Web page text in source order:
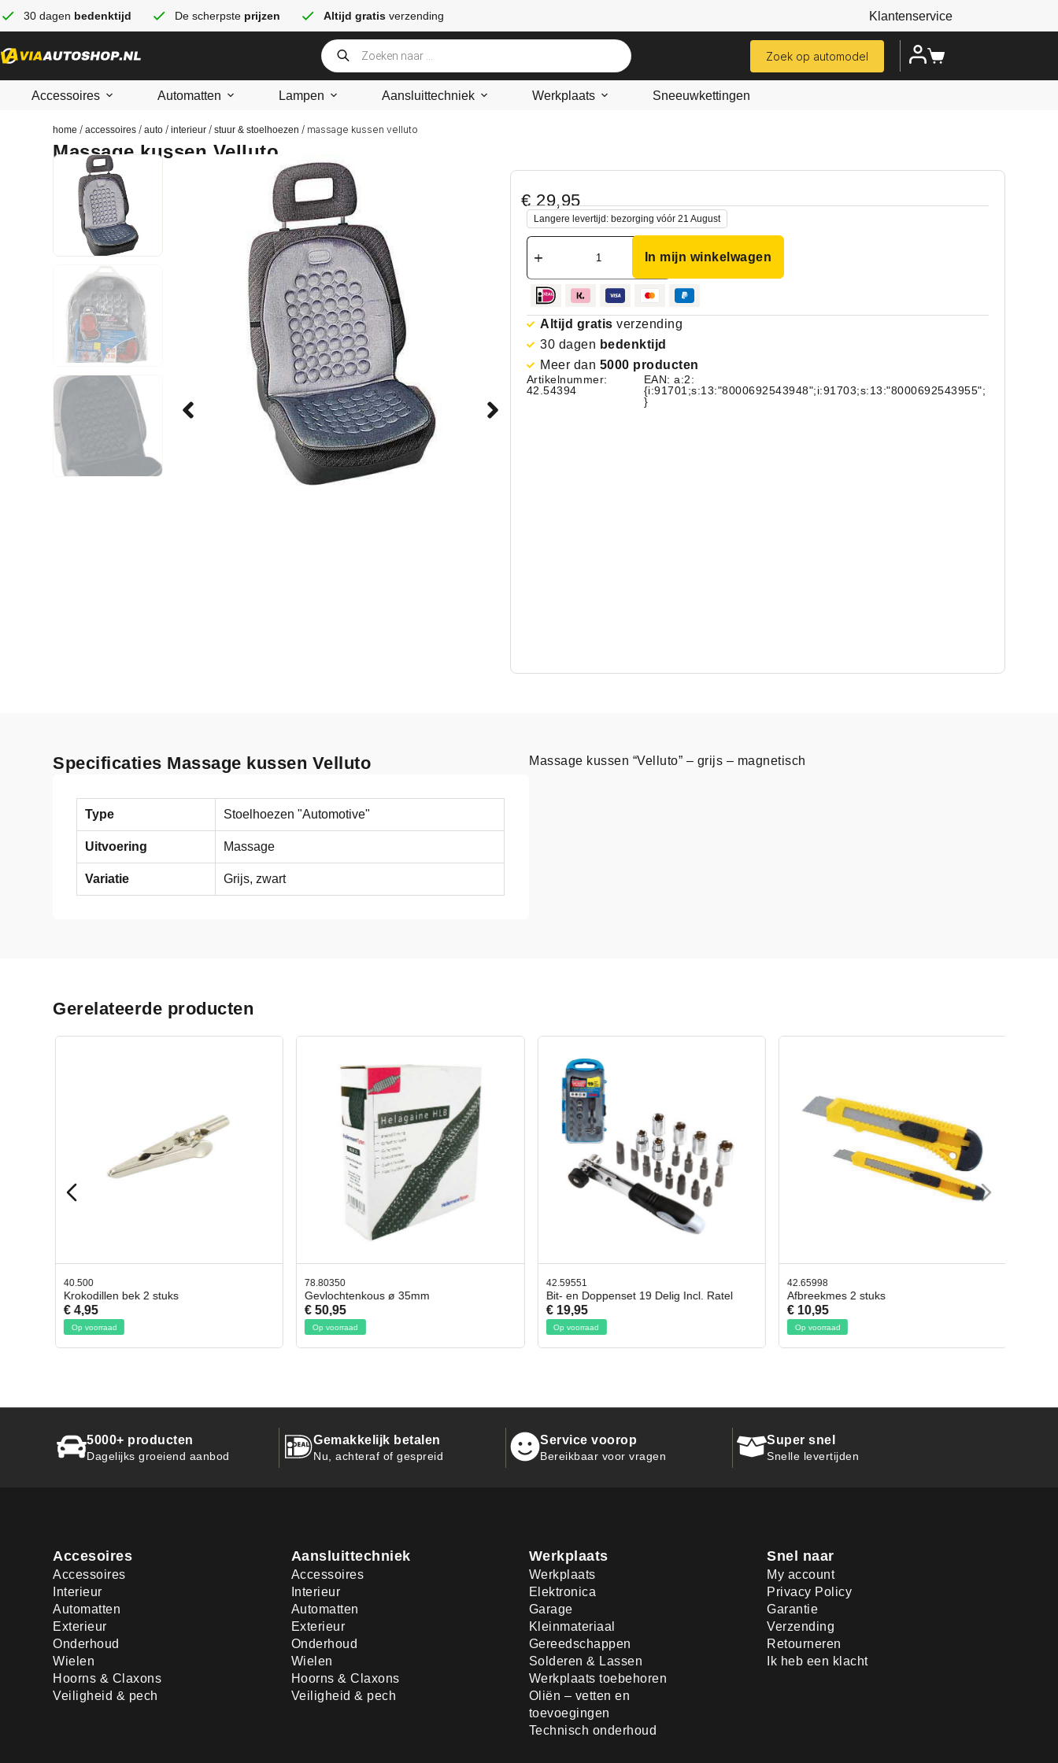
30 dagen bedenktijd De scherpste prijzen Altijd gratis verzending Klantenservice
Zoek op automodel
Accessoires Automatten Lampen Aansluittechniek Werkplaats Sneeuwkettingen
home /accessoires /auto /interieur /stuur & stoelhoezen / massage kussen velluto
Massage kussen Velluto
€29,95
Langere levertijd: bezorging vóór 21 August
In mijn winkelwagen
Altijd gratis verzending
30 dagen bedenktijd
Meer dan 5000 producten
Artikelnummer:
42.54394
EAN: a:2:
{i:91701;s:13:"8000692543948";i:91703;s:13:"8000692543955";
}
Specificaties Massage kussen Velluto
Type Stoelhoezen "Automotive"
Uitvoering Massage
Variatie Grijs, zwart
Massage kussen “Velluto” – grijs – magnetisch
Gerelateerde producten
40.500
Krokodillen bek 2 stuks
€ 4,95
Op voorraad
78.80350
Gevlochtenkous ø 35mm
€ 50,95
Op voorraad
42.59551
Bit- en Doppenset 19 Delig Incl. Ratel
€ 19,95
Op voorraad
42.65998
Afbreekmes 2 stuks
€ 10,95
Op voorraad
5000+ producten
Dagelijks groeiend aanbod
Gemakkelijk betalen
Nu, achteraf of gespreid
Service voorop
Bereikbaar voor vragen
Super snel
Snelle levertijden
Accesoires
Accessoires
Interieur
Automatten
Exterieur
Onderhoud
Wielen
Hoorns & Claxons
Veiligheid & pech
Aansluittechniek
Accessoires
Interieur
Automatten
Exterieur
Onderhoud
Wielen
Hoorns & Claxons
Veiligheid & pech
Werkplaats
Werkplaats
Elektronica
Garage
Kleinmateriaal
Gereedschappen
Solderen & Lassen
Werkplaats toebehoren
Oliën – vetten en
toevoegingen
Technisch onderhoud
Snel naar
My account
Privacy Policy
Garantie
Verzending
Retourneren
Ik heb een klacht